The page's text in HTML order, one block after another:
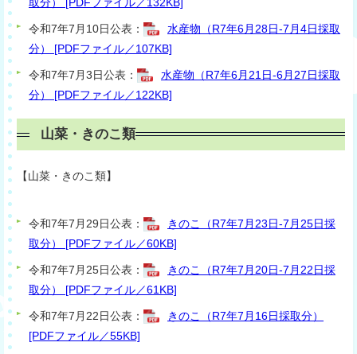
令和7年7月10日公表：
水産物（R7年6月28日-7月4日採取
分） [PDFファイル／107KB]
令和7年7月3日公表：
水産物（R7年6月21日-6月27日採取
分） [PDFファイル／122KB]
山菜・きのこ類
【山菜・きのこ類】
令和7年7月29日公表：
きのこ（R7年7月23日-7月25日採
取分） [PDFファイル／60KB]
令和7年7月25日公表：
きのこ（R7年7月20日-7月22日採
取分） [PDFファイル／61KB]
令和7年7月22日公表：
きのこ（R7年7月16日採取分）
[PDFファイル／55KB]